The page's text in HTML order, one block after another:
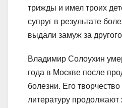
трижды и имел троих
супруг в результате
выдали замуж за
Владимир Солоухин
года в Москве после
болезни. Его
литературу продолжают